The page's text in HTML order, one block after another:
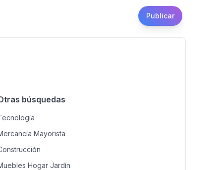
Publicar
búsquedas
Mayorista
Hogar Jardín